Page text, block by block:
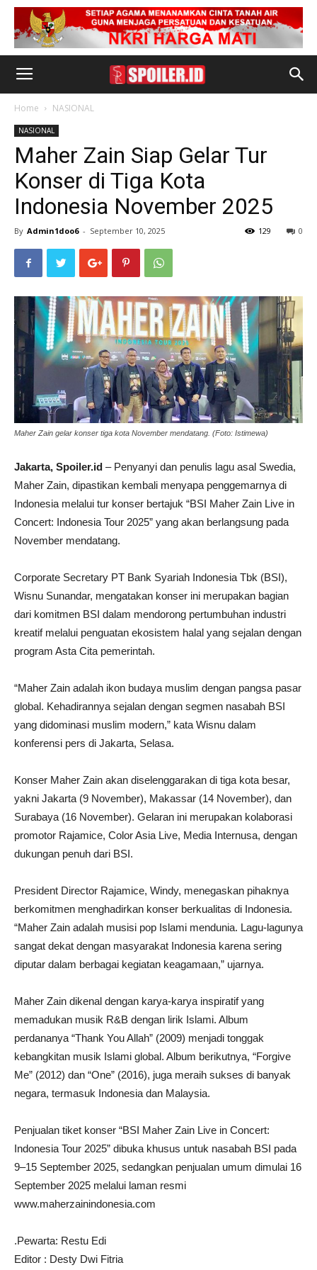
Home NASIONAL
NASIONAL
Maher Zain Siap Gelar Tur
Konser di Tiga Kota
Indonesia November 2025
By Admin1doo6 - September 10, 2025 0
129
Maher Zain gelar konser tiga kota November mendatang. (Foto: Istimewa)
Jakarta, Spoiler.id – Penyanyi dan penulis lagu asal Swedia,
Maher Zain, dipastikan kembali menyapa penggemarnya di
Indonesia melalui tur konser bertajuk “BSI Maher Zain Live in
Concert: Indonesia Tour 2025” yang akan berlangsung pada
November mendatang.
Corporate Secretary PT Bank Syariah Indonesia Tbk (BSI),
Wisnu Sunandar, mengatakan konser ini merupakan bagian
dari komitmen BSI dalam mendorong pertumbuhan industri
kreatif melalui penguatan ekosistem halal yang sejalan dengan
program Asta Cita pemerintah.
“Maher Zain adalah ikon budaya muslim dengan pangsa pasar
global. Kehadirannya sejalan dengan segmen nasabah BSI
yang didominasi muslim modern,” kata Wisnu dalam
konferensi pers di Jakarta, Selasa.
Konser Maher Zain akan diselenggarakan di tiga kota besar,
yakni Jakarta (9 November), Makassar (14 November), dan
Surabaya (16 November). Gelaran ini merupakan kolaborasi
promotor Rajamice, Color Asia Live, Media Internusa, dengan
dukungan penuh dari BSI.
President Director Rajamice, Windy, menegaskan pihaknya
berkomitmen menghadirkan konser berkualitas di Indonesia.
“Maher Zain adalah musisi pop Islami mendunia. Lagu-lagunya
sangat dekat dengan masyarakat Indonesia karena sering
diputar dalam berbagai kegiatan keagamaan,” ujarnya.
Maher Zain dikenal dengan karya-karya inspiratif yang
memadukan musik R&B dengan lirik Islami. Album
perdananya “Thank You Allah” (2009) menjadi tonggak
kebangkitan musik Islami global. Album berikutnya, “Forgive
Me” (2012) dan “One” (2016), juga meraih sukses di banyak
negara, termasuk Indonesia dan Malaysia.
Penjualan tiket konser “BSI Maher Zain Live in Concert:
Indonesia Tour 2025” dibuka khusus untuk nasabah BSI pada
9–15 September 2025, sedangkan penjualan umum dimulai 16
September 2025 melalui laman resmi
www.maherzainindonesia.com
.Pewarta: Restu Edi
Editor : Desty Dwi Fitria